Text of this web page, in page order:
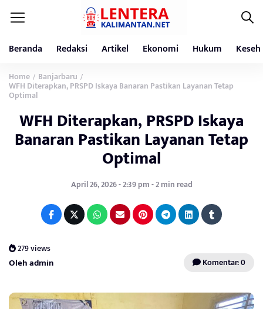
Beranda Redaksi Artikel Ekonomi Hukum
Home / Banjarbaru /
WFH Diterapkan, PRSPD Iskaya Banaran Pastikan Layanan Tetap
Optimal
WFH Diterapkan, PRSPD Iskaya
Banaran Pastikan Layanan Tetap
Optimal
April 26, 2026 - 2:39 pm - 2 min read
279 views
Oleh admin Komentar: 0